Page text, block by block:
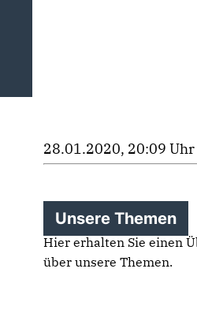
28.01.2020, 20:09 Uhr
Unsere Themen
Hier erhalten Sie einen
über unsere Themen.